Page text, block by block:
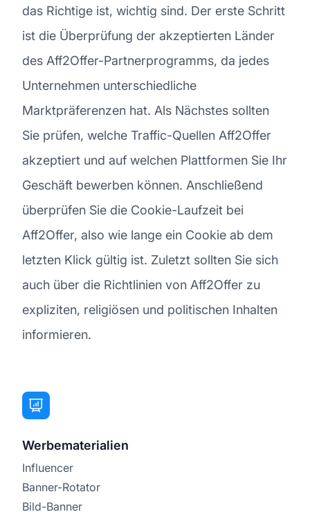
das Richtige ist, wichtig sind. Der erste Schritt
ist die Überprüfung der akzeptierten Länder
des Aff2Offer-Partnerprogramms, da jedes
Unternehmen unterschiedliche
Marktpräferenzen hat. Als Nächstes sollten
Sie prüfen, welche Traffic-Quellen Aff2Offer
akzeptiert und auf welchen Plattformen Sie Ihr
Geschäft bewerben können. Anschließend
überprüfen Sie die Cookie-Laufzeit bei
Aff2Offer, also wie lange ein Cookie ab dem
letzten Klick gültig ist. Zuletzt sollten Sie sich
auch über die Richtlinien von Aff2Offer zu
expliziten, religiösen und politischen Inhalten
informieren.
Werbematerialien
Influencer
Banner-Rotator
Bild-Banner